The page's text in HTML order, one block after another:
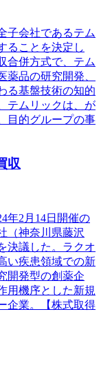
子会社であるテム
ることを決定し
合併方式で、テム
薬品の研究開発、
る基盤技術の知的
テムリックは、が
目的グループの事
収
年2月14日開催の
（神奈川県藤沢
決議した。ラクオ
い疾患領域での新
開発型の創薬企
用機序とした新規
企業。【株式取得